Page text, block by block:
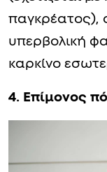
παγκρέατος),
υπερβολική
καρκίνο
4. Επίμονος